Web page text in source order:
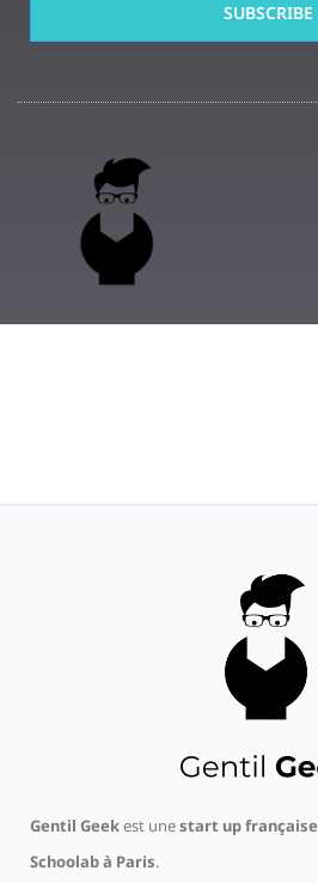
SUBSCRIBE
Gentil Geekest unestart up française
Schoolab à Paris.